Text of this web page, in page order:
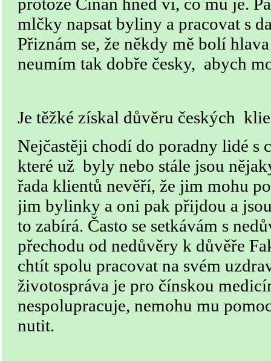
mlčky napsat byliny a pracovat s
Přiznám se, že někdy mě bolí
neumím tak dobře česky, abych
Je těžké získal důvěru českých
Nejčastěji chodí do poradny lidé s
které už byly nebo stále jsou
řada klientů nevěří, že jim mohu
jim bylinky a oni pak přijdou a
to zabírá. Často se setkávám s
přechodu od nedůvěry k důvěře
chtít spolu pracovat na svém
životospráva je pro čínskou
nespolupracuje, nemohu mu
nutit.